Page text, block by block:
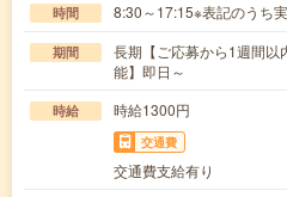
時間 8:30～17:15※表記のうち
期間
長期【ご応募から1週間以
能】即日～
時給 時給1300円
交通費
交通費支給有り